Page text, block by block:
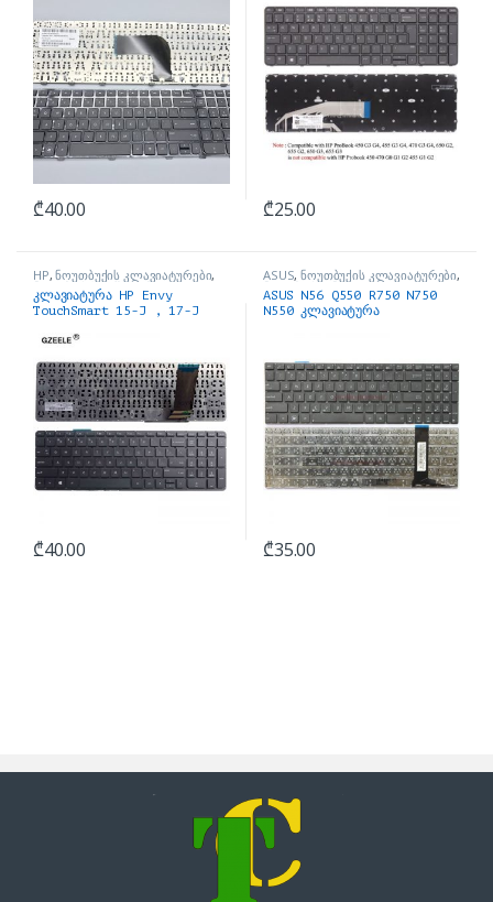
₾40.00 ₾25.00
HP,ნოუთბუქის კლავიატურები,
ნოუთბუქის ნაწილები და
აქსესუარები
კლავიატურა HP Envy
TouchSmart 15-J , 17-J
₾40.00
ASUS,ნოუთბუქის კლავიატურები,
ნოუთბუქის ნაწილები და
აქსესუარები
ASUS N56 Q550 R750 N750
N550 კლავიატურა
₾35.00